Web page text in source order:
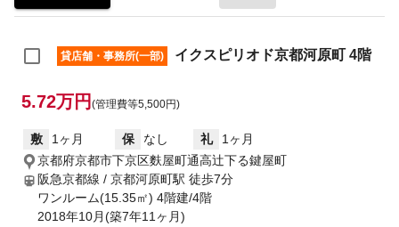
貸店舗・事務所(一部) イクスピリオド京都河原町 4階
5.72万円 (管理費等5,500円)
敷 1ヶ月 保 なし 礼
1ヶ月
京都府京都市下京区麩屋町通高辻下る鍵屋町
阪急京都線 / 京都河原町駅 徒歩7分
ワンルーム(15.35㎡) 4階建/4階
2018年10月(築7年11ヶ月)